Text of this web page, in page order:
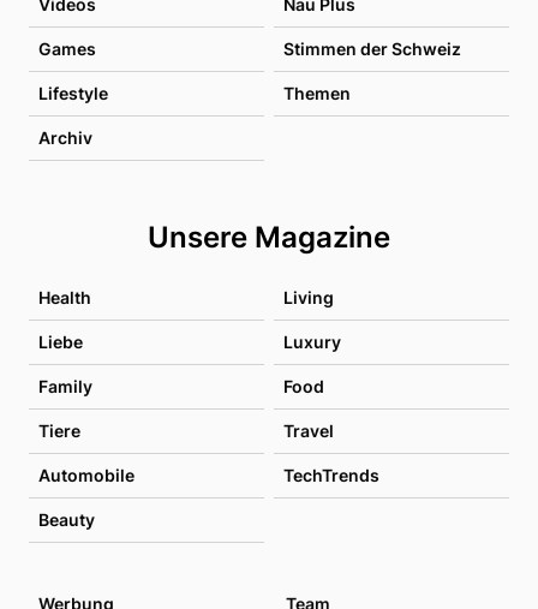
Videos Nau Plus
Games Stimmen der Schweiz
Lifestyle Themen
Archiv
Unsere Magazine
Health Living
Liebe Luxury
Family Food
Tiere Travel
Automobile TechTrends
Beauty
Werbung Team